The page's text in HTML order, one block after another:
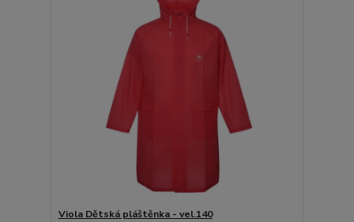
Viola Dětská pláštěnka - vel.140